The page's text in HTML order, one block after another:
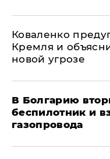
Коваленко
Кремля и
новой угрозе
В Болгарию
беспилотник и
газопровода